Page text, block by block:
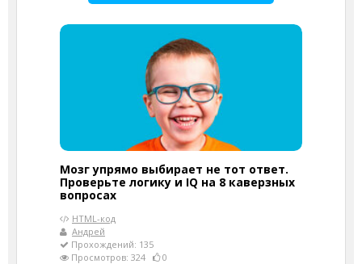
Мозг упрямо выбирает не тот ответ.
Проверьте логику и IQ на 8 каверзных
вопросах
HTML-код
Андрей
Прохождений: 135
Просмотров: 324
0